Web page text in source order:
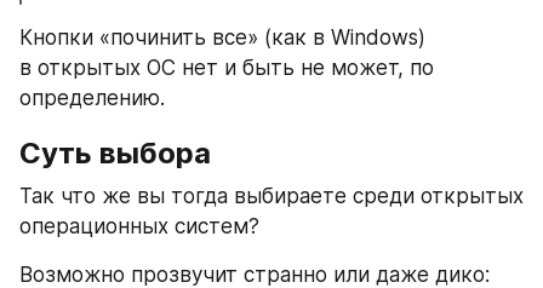
Кнопки «починить все» (как в Windows)
в открытых ОС нет и быть не может, по
определению.
Суть выбора
Так что же вы тогда выбираете среди открытых
операционных систем?
Возможно прозвучит странно или даже дико: